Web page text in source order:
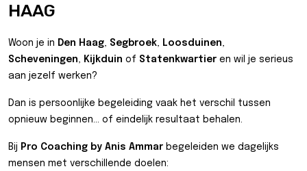
HAAG
Woon je in Den Haag, Segbroek, Loosduinen,
Scheveningen, Kijkduin of Statenkwartier en wil je serieus
aan jezelf werken?
Dan is persoonlijke begeleiding vaak het verschil tussen
opnieuw beginnen… of eindelijk resultaat behalen.
Bij Pro Coaching by Anis Ammar begeleiden we dagelijks
mensen met verschillende doelen: